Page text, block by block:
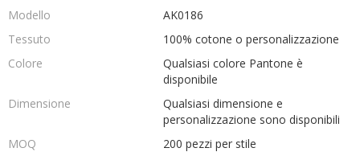
Modello
AK0186
Tessuto
100% cotone o personalizzazione
Colore
Qualsiasi colore Pantone è
disponibile
Dimensione
Qualsiasi dimensione e
personalizzazione sono disponibili
MOQ
200 pezzi per stile